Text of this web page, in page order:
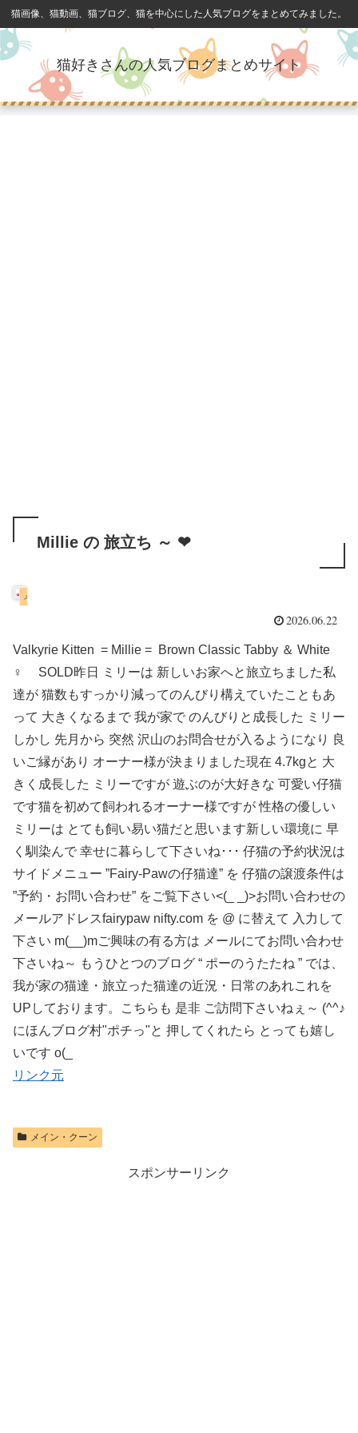
猫画像、猫動画、猫ブログ、猫を中心にした人気ブログをまとめてみました。
猫好きさんの人気ブログまとめサイト
Millie の 旅立ち ～ ❤
2026.06.22
Valkyrie Kitten = Millie = Brown Classic Tabby ＆ White
♀ SOLD昨日 ミリーは 新しいお家へと旅立ちました私
達が 猫数もすっかり減ってのんびり構えていたこともあ
って 大きくなるまで 我が家で のんびりと成長した ミリー
しかし 先月から 突然 沢山のお問合せが入るようになり 良
いご縁があり オーナー様が決まりました現在 4.7kgと 大
きく成長した ミリーですが 遊ぶのが大好きな 可愛い仔猫
です猫を初めて飼われるオーナー様ですが 性格の優しい
ミリーは とても飼い易い猫だと思います新しい環境に 早
く馴染んで 幸せに暮らして下さいね･･･ 仔猫の予約状況は
サイドメニュー ”Fairy-Pawの仔猫達” を 仔猫の譲渡条件は
”予約・お問い合わせ” をご覧下さい<(_ _)>お問い合わせの
メールアドレスfairypaw nifty.com を @ に替えて 入力して
下さい m(__)mご興味の有る方は メールにてお問い合わせ
下さいね～ もうひとつのブログ “ ポーのうたたね ” では、
我が家の猫達・旅立った猫達の近況・日常のあれこれを
UPしております。こちらも 是非 ご訪問下さいねぇ～ (^^♪
にほんブログ村"ポチっ"と 押してくれたら とっても嬉し
いです o(_
リンク元
メイン・クーン
スポンサーリンク